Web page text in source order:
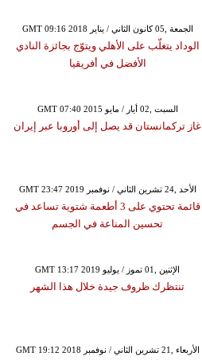
GMT 09:16 2018 الجمعة ,05 كانون الثاني / يناير
الوداد يتغلّب على الأهلي ويتوّج بجائزة النادي
الأفضل في أفريقيا
GMT 07:40 2015 السبت ,02 أيار / مايو
غاز تركمانستان قد يصل إلى أوروبا عبر إيران
GMT 23:47 2019 الأحد ,24 تشرين الثاني / نوفمبر
قائمة تحتوي على 3 أطعمة شتوية تساعد في
تحسين المناعة في الجسم
GMT 13:17 2019 الإثنين ,01 تموز / يوليو
تنتظرك ظروف جيدة خلال هذا الشهر
GMT 19:12 2018 الأربعاء ,21 تشرين الثاني / نوفمبر